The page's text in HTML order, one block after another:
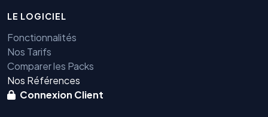
LE LOGICIEL
Fonctionnalités
Nos Tarifs
Comparer les Packs
Nos Références
Connexion Client